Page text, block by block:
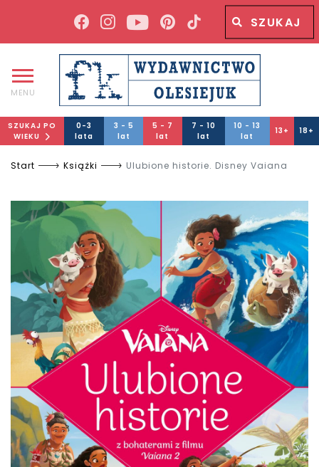
Wyszukiwana fraza
MENU
SZUKAJ PO
WIEKU
0-3
lata
3 - 5
lat
5 - 7
lat
7 - 10
lat
10 - 13
lat
13+ 18+
Start Książki Ulubione historie. Disney Vaiana